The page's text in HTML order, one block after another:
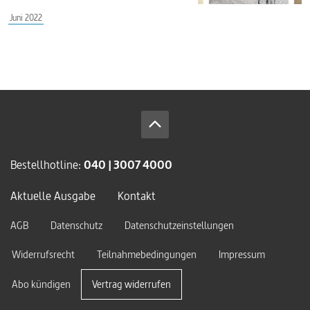
Juni 2022
Bestellhotline: 040 | 3007 4000
Aktuelle Ausgabe
Kontakt
AGB Datenschutz
Datenschutzeinstellungen
Widerrufsrecht
Teilnahmebedingungen Impressum
Abo kündigen Vertrag widerrufen